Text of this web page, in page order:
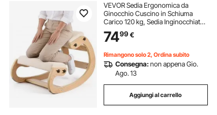
VEVOR Sedia Ergonomica da
Ginocchio Cuscino in Schiuma
Carico 120 kg, Sedia Inginocchiata
per Scrivania Struttura in Legno,
Sgabello Regolabile per Lavoro
Ufficio, Beige
7499€
Rimangono solo 2, Ordina subito
Consegna:non appena Gio.
Ago. 13
Aggiungi al carrello